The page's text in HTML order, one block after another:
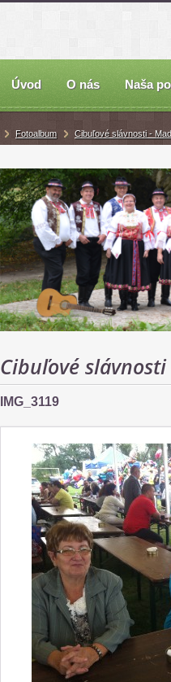
Úvod O nás Naša
Fotoalbum Cibuľové slávnosti -
Cibuľové
IMG_3119